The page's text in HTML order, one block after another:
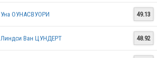
Уна ОУНАСВУОРИ 49.13
Линдси Ван ЦУНДЕРТ 48.92